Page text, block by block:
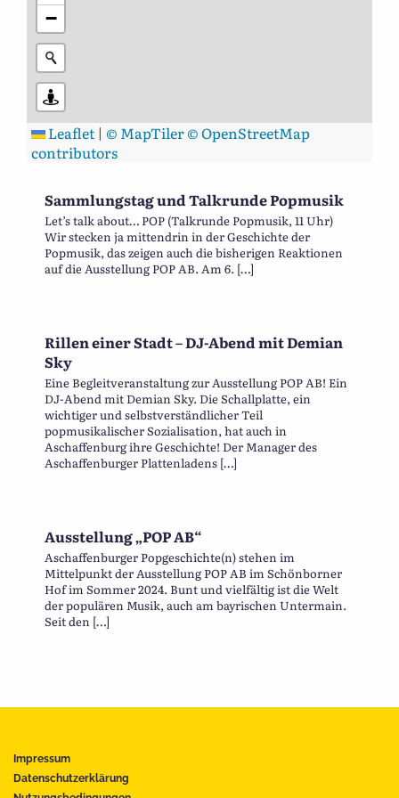
−
Leaflet | © MapTiler© OpenStreetMap
contributors
Sammlungstag und Talkrunde Popmusik
Let’s talk about… POP (Talkrunde Popmusik, 11 Uhr)
Wir stecken ja mittendrin in der Geschichte der
Popmusik, das zeigen auch die bisherigen Reaktionen
auf die Ausstellung POP AB. Am 6. […]
Rillen einer Stadt – DJ-Abend mit Demian
Sky
Eine Begleitveranstaltung zur Ausstellung POP AB! Ein
DJ-Abend mit Demian Sky. Die Schallplatte, ein
wichtiger und selbstverständlicher Teil
popmusikalischer Sozialisation, hat auch in
Aschaffenburg ihre Geschichte! Der Manager des
Aschaffenburger Plattenladens […]
Ausstellung „POP AB“
Aschaffenburger Popgeschichte(n) stehen im
Mittelpunkt der Ausstellung POP AB im Schönborner
Hof im Sommer 2024. Bunt und vielfältig ist die Welt
der populären Musik, auch am bayrischen Untermain.
Seit den […]
Impressum
Datenschutzerklärung